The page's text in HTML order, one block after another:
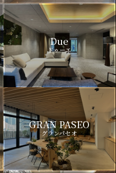
Due
ドゥーエ
GRAN PASEO
グランパセオ